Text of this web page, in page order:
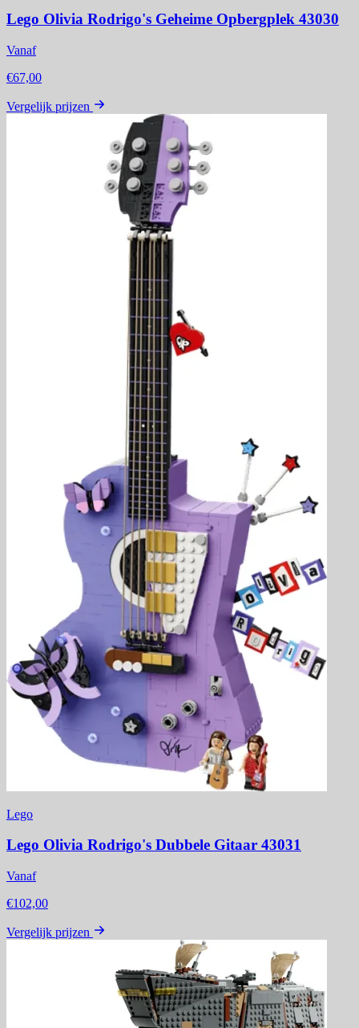
Lego Olivia Rodrigo's Geheime Opbergplek 43030
Vanaf
€67,00
Vergelijk prijzen
Lego
Lego Olivia Rodrigo's Dubbele Gitaar 43031
Vanaf
€102,00
Vergelijk prijzen